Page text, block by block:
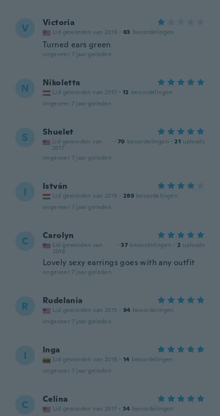
V Victoria
Lid geworden van 2018 · 63 beoordelingen
Turned ears green
ongeveer 7 jaar geleden
N Nikoletta
Lid geworden van 2017 · 12 beoordelingen
ongeveer 7 jaar geleden
S Shuelet
Lid geworden van
2017
· 70 beoordelingen · 21 uploads
ongeveer 7 jaar geleden
I István
Lid geworden van 2018 · 289 beoordelingen
ongeveer 7 jaar geleden
C Carolyn
Lid geworden van
2016
· 37 beoordelingen · 2 uploads
Lovely sexy earrings goes with any outfit
ongeveer 7 jaar geleden
R Rudelania
Lid geworden van 2015 · 94 beoordelingen
ongeveer 7 jaar geleden
I Inga
Lid geworden van 2018 · 14 beoordelingen
ongeveer 7 jaar geleden
C Celina
Lid geworden van 2017 · 34 beoordelingen